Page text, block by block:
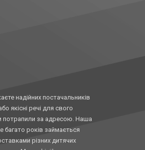
надійних постачальників
якісні речі для свого
потрапили за адресою. Наша
багато років займається
різних дитячих